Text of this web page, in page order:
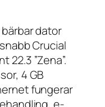
dator
Crucial
22.3 ”Zena”.
4 GB
fungerar
e-